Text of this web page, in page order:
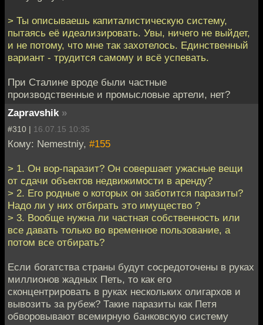
> Ты описываешь капиталистическую систему,
пытаясь её идеализировать. Увы, ничего не выйдет,
и не потому, что мне так захотелось. Единственный
вариант - трудится самому и всё успевать.
При Сталине вроде были частные
производственные и промысловые артели, нет?
Zapravshik »
#310 | 16.07.15 10:35
Кому: Nemestniy, #155
> 1. Он вор-паразит? Он совершает ужасные вещи
от сдачи объектов недвижимости в аренду?
> 2. Его родные о которых он заботится паразиты?
Надо ли у них отбирать это имущество ?
> 3. Вообще нужна ли частная собственность или
все давать только во временное пользование, а
потом все отбирать?
Если богатства страны будут сосредоточены в руках
миллионов жадных Петь, то как его
сконцентрировать в руках нескольких олигархов и
вывозить за рубеж? Такие паразиты как Петя
обворовывают всемирную банковскую систему